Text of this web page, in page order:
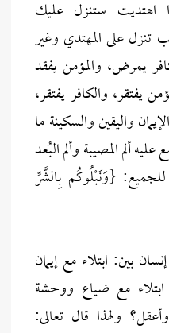
اهتديت ستنزل عليك
تنزل على المهتدي وغير
يمرض، والمؤمن يفقد
يفتقر، والكافر يفتقر،
واليقين والسكينة ما
ألم المصيبة وألم البُعد
{وَنَبْلُوكُم بِالشَّرِّ
بين: ابتلاء مع إيمان
ابتلاء مع ضياع ووحشة
ولهذا قال تعالى: